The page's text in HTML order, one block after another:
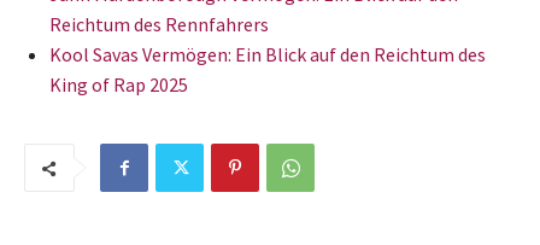
Reichtum des Rennfahrers
Kool Savas Vermögen: Ein Blick auf den Reichtum des
King of Rap 2025